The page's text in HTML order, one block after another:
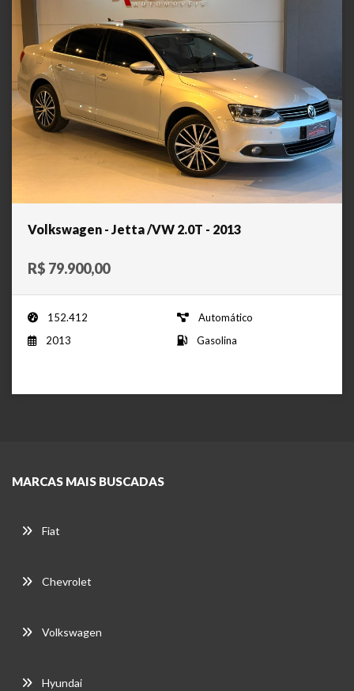
Volkswagen - Jetta /VW 2.0T - 2013
R$ 79.900,00
152.412
Automático
2013
Gasolina
MARCAS MAIS BUSCADAS
Fiat
Chevrolet
Volkswagen
Hyundai